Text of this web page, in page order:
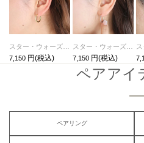
スター・ウォーズ"STARWARS™"イントロダクトメッセージフープピアス-ゴールド/片耳
7,150
スター・ウォーズ"STARWARS™"イントロダクトメッセージフープピアス-ピンクゴールド/片耳
7,150
ペアアイ
ペアリング